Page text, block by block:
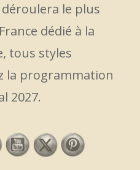
déroulera le plus
dédié à la
tous styles
la programmation
2027.